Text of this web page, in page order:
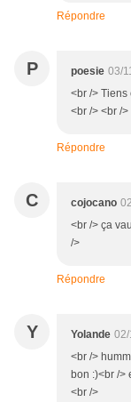
Répondre
P poesie 03/
<br /> Tiens
<br /> <br />
Répondre
C cojocano
<br /> ça
/>
Répondre
Y Yolande 02/
<br />
bon :)<br />
<br />